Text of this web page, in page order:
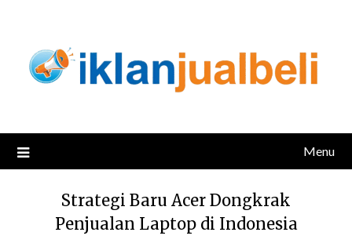
content
Menu
Strategi Baru Acer Dongkrak
Penjualan Laptop di Indonesia